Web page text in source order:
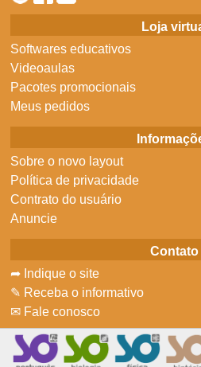
Loja
Softwares educativos
Videoaulas
Pacotes promocionais
Meus pedidos
Sobre o novo layout
Política de privacidade
Contrato do usuário
Anuncie
Contato
➦ Indique o site
✎ Receba o informativo
✉ Fale conosco